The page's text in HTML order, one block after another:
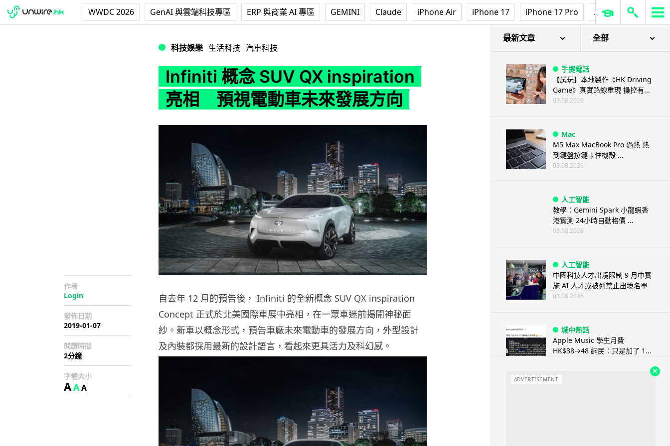
WWDC 2026 GenAI 與雲端科技專區 ERP 與商業 AI 專區 GEMINI Claude iPhone Air iPhone 17 iPhone 17 Pro AirPods Pro 3
科技娛樂 生活科技 汽車科技
Infiniti 概念 SUV QX inspiration
亮相 預視電動車未來發展方向
作者
Login
發佈日期
2019-01-07
閱讀時間
2分鐘
字體大小
AAA
自去年 12 月的預告後， Infiniti 的全新概念 SUV QX inspiration
Concept 正式於北美國際車展中亮相，在一眾車迷前揭開神秘面
紗。新車以概念形式，預告車廠未來電動車的發展方向，外型設計
及內裝都採用最新的設計語言，看起來更具活力及科幻感。
最新文章 全部
手提電話
【試玩】本地製作《HK Driving
Game》真實路線重現 操控有...
03.08.2026
Mac
M5 Max MacBook Pro 過熱 熱
到鍵盤按鍵卡住機殼 ...
03.08.2026
人工智能
教學：Gemini Spark 小龍蝦香
港實測 24小時自動格價 ...
03.08.2026
人工智能
中國科技人才出境限制 9 月中實
施 AI 人才或被列禁止出境名單
03.08.2026
城中熱話
Apple Music 學生月費
HK$38→48 網民：只是加了 1...
ADVERTISEMENT